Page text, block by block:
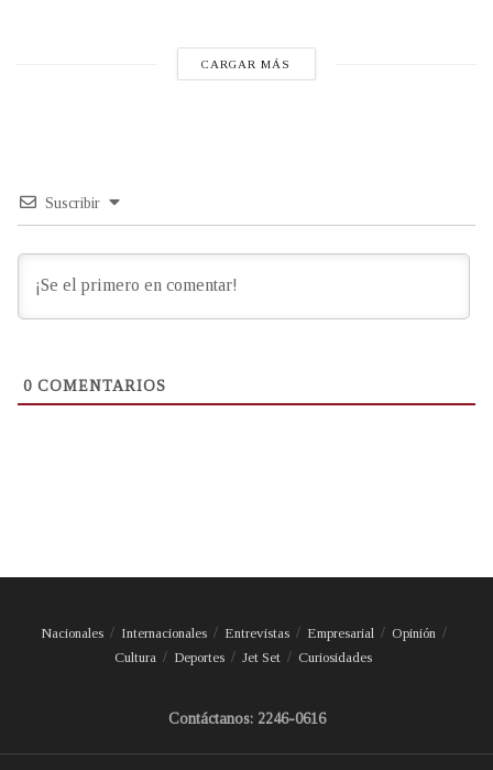
CARGAR MÁS
Suscribir
0 COMENTARIOS
Nacionales Internacionales Entrevistas Empresarial
Opinión
Cultura
Deportes Jet Set Curiosidades
Contáctanos: 2246-0616